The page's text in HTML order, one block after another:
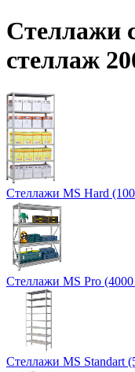
Стеллажи
стеллаж
Стеллажи MS Hard
Стеллажи MS Pro
Стеллажи MS Standart